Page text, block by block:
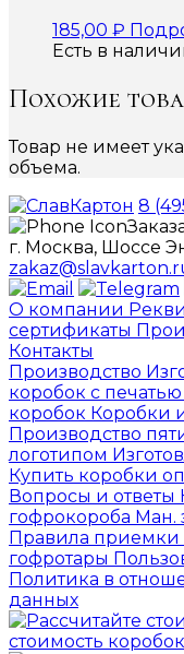
185,00 ₽
Есть в
Похожие
Товар не имеет
объема.
8
г. Москва, Шоссе
О компании
сертификаты
Контакты
Производство
коробок с печатью
коробок Коробки
Производство
логотипом
Купить коробки
Вопросы и ответы
гофрокороба Ман.
Правила приемки
гофротары
Политика в
данных
стоимость коробок